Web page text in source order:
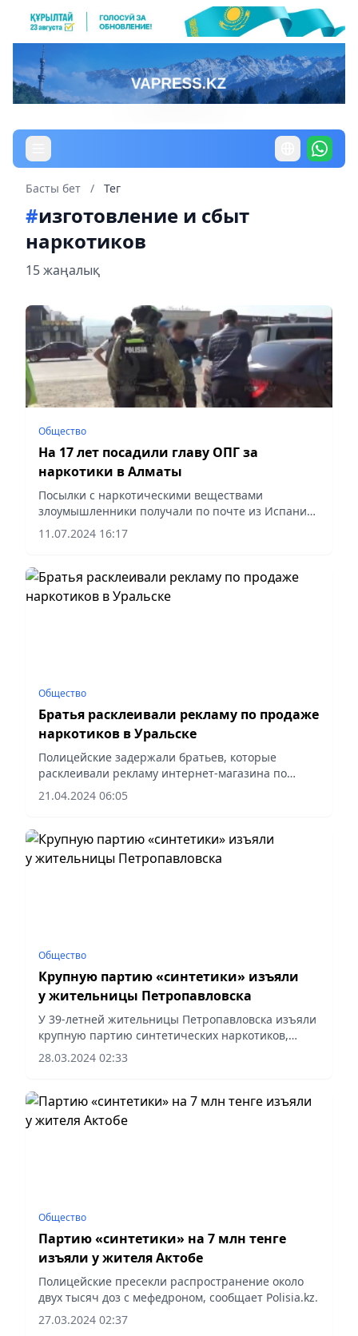
Басты бет / Тег
#изготовление и сбыт
наркотиков
15 жаңалық
Общество
На 17 лет посадили главу ОПГ за
наркотики в Алматы
Посылки с наркотическими веществами
злоумышленники получали по почте из Испании
и США, сообщает Vecher.kz.
11.07.2024 16:17
Общество
Братья расклеивали рекламу по продаже
наркотиков в Уральске
Полицейские задержали братьев, которые
расклеивали рекламу интернет-магазина по
продаже наркотиков в ЗКО. Бдительные граждане
города Аксай позвонили в дежурную часть отдела
21.04.2024 06:05
Общество
Крупную партию «синтетики» изъяли
у жительницы Петропавловска
У 39-летней жительницы Петропавловска изъяли
крупную партию синтетических наркотиков,
сообщает Polisia.kz.
28.03.2024 02:33
Общество
Партию «синтетики» на 7 млн тенге
изъяли у жителя Актобе
Полицейские пресекли распространение около
двух тысяч доз с мефедроном, сообщает Polisia.kz.
27.03.2024 02:37